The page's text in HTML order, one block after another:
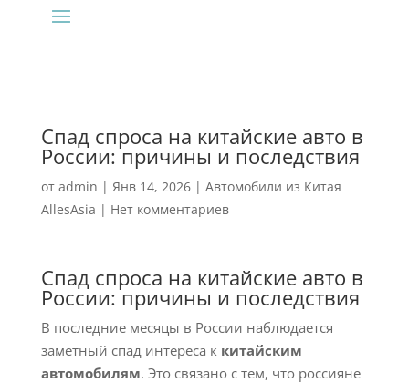
Спад спроса на китайские авто в
России: причины и последствия
от admin | Янв 14, 2026| Автомобили из Китая
AllesAsia | Нет комментариев
Спад спроса на китайские авто в
России: причины и последствия
В последние месяцы в России наблюдается
заметный спад интереса к китайским
автомобилям. Это связано с тем, что россияне